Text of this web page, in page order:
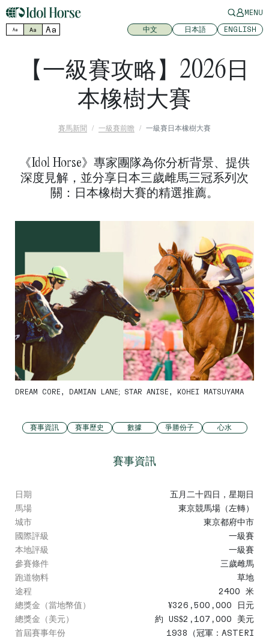
MENU
Aa Aa Aa 中文 日本語 ENGLISH
【一級賽攻略】2026日
本橡樹大賽
賽馬新聞 一級賽前瞻 一級賽日本橡樹大賽
《Idol Horse》專家團隊為你分析背景、提供
深度見解，並分享日本三歲雌馬三冠系列次
關：日本橡樹大賽的精選推薦。
DREAM CORE, DAMIAN LANE; STAR ANISE, KOHEI MATSUYAMA
賽事資訊 賽事歷史 數據 爭勝份子 心水
賽事資訊
日期
五月二十四日，星期日
馬場
東京競馬場（左轉）
城市
東京都府中市
國際評級
一級賽
本地評級
一級賽
參賽條件
三歲雌馬
跑道物料
草地
途程
2400 米
總獎金（當地幣值）
¥326,500,000 日元
總獎金（美元）
約 US$2,107,000 美元
首屆賽事年份
1938（冠軍：ASTERI